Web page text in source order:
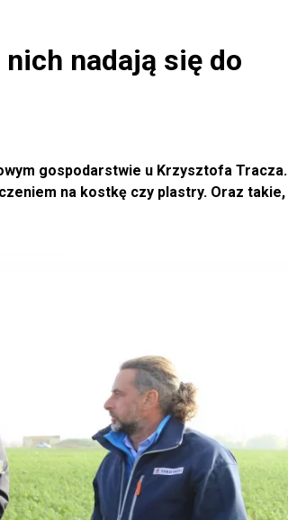
nadają się do
gospodarstwie u Krzysztofa Tracza.
na kostkę czy plastry. Oraz takie,